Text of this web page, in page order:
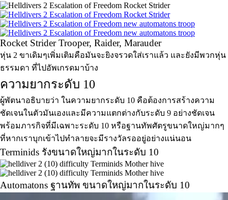
Rocket Strider Trooper, Raider, Marauder
หุ่น 2 ขาเดิมๆเพิ่มเติมคือมันจะยิงจรวดใส่เราแล้ว และยังมีพวกหุ่น
ธรรมดา ที่ไปอัพเกรดมาบ้าง
ความยากระดับ 10
ผู้พัตนาอธิบายว่า ในความยากระดับ 10 คือต้องการสร้างความ
ชัดเจนในตัวมันเองและมีความแตกต่างกับระดับ 9 อย่างชัดเจน
พร้อมภารกิจที่มีเฉพาะระดับ 10 หรือฐานทัพศัตรูขนาดใหญ่มากๆ
ที่หากเราบุกเข้าไปทำลายจะมีรางวัลรออยู่อย่างแน่นอน
Terminids รังขนาดใหญ่มากในระดับ 10
Automatons ฐานทัพ ขนาดใหญ่มากในระดับ 10